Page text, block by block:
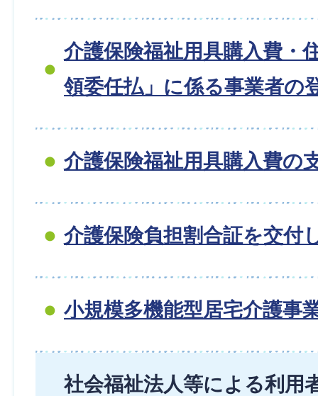
介護保険福祉用具購入費・
領委任払」に係る事業者の
介護保険福祉用具購入費の
介護保険負担割合証を交付
小規模多機能型居宅介護事
社会福祉法人等による利用